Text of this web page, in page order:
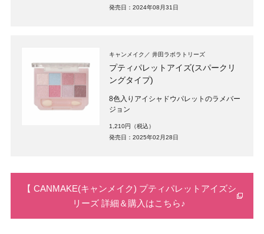
発売日：2024年08月31日
キャンメイク 井田ラボラトリーズ
プティパレットアイズ(スパークリ
ングタイプ)
8色入りアイシャドウパレットのラメバー
ジョン
1,210円（税込）
発売日：2025年02月28日
【 CANMAKE(キャンメイク) プティパレットアイズシ
リーズ 詳細＆購入はこちら♪